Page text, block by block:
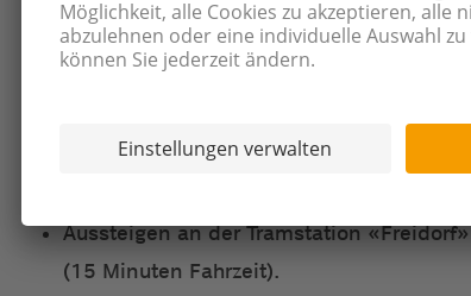
Vom Bahnhof SBB Basel via Tram Nr. 8,
Umsteigen ins Tram Nr. 14 Richtung
Aussteigen an der Tramstation «Freidorf»
(15 Minuten Fahrzeit).